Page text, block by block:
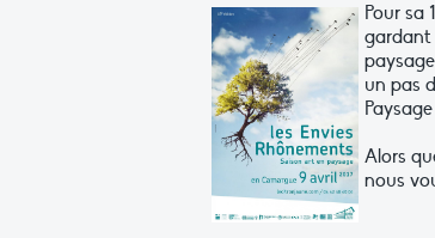
Pour sa
gardant
un pas
Alors
nous